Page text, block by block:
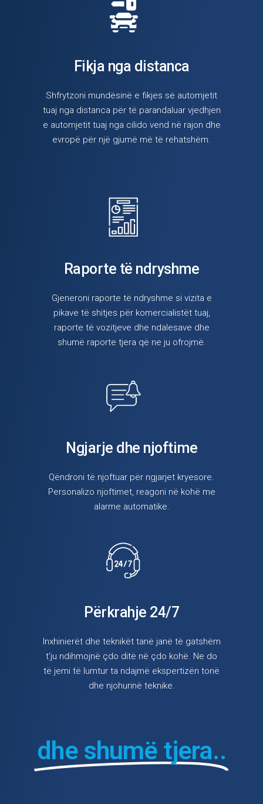
Fikja nga distanca
Shfrytzoni mundësinë e fikjes së automjetit
tuaj nga distanca për të parandaluar vjedhjen
e automjetit tuaj nga cilido vend në rajon dhe
evropë për një gjumë më të rehatshëm.
Raporte të ndryshme
Gjeneroni raporte të ndryshme si vizita e
pikave të shitjes për komercialistët tuaj,
raporte të vozitjeve dhe ndalesave dhe
shumë raporte tjera që ne ju ofrojmë.
Ngjarje dhe njoftime
Qëndroni të njoftuar për ngjarjet kryesore.
Personalizo njoftimet, reagoni në kohë me
alarme automatike.
Përkrahje 24/7
Inxhinierët dhe teknikët tanë janë të gatshëm
t'ju ndihmojnë çdo ditë në çdo kohë. Ne do
të jemi të lumtur ta ndajmë ekspertizën tonë
dhe njohurinë teknike.
dhe shumë tjera..